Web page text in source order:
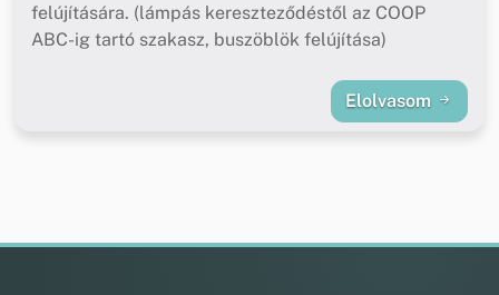
felújítására. (lámpás kereszteződéstől az COOP
ABC-ig tartó szakasz, buszöblök felújítása)
Elolvasom